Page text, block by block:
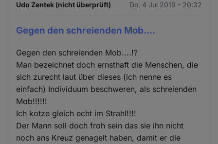
Udo Zentek (nicht überprüft) Do. 4 Jul 2019 - 20:32
Gegen den schreienden Mob....
Gegen den schreienden Mob....!?
Man bezeichnet doch ernsthaft die Menschen, die
sich zurecht laut über dieses (ich nenne es
einfach) Individuum beschweren, als schreienden
Mob!!!!!!
Ich kotze gleich echt im Strahl!!!!
Der Mann soll doch froh sein das sie ihn nicht
noch ans Kreuz genagelt haben, damit er die